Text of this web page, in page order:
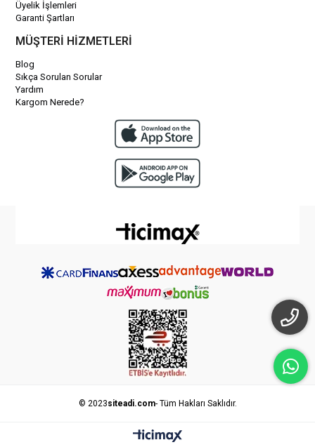
Üyelik İşlemleri
Garanti Şartları
MÜŞTERİ HİZMETLERİ
Blog
Sıkça Sorulan Sorular
Yardım
Kargom Nerede?
© 2023siteadi.com- Tüm Hakları Saklıdır.